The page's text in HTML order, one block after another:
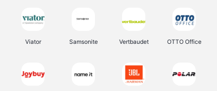
Viator Samsonite Vertbaudet OTTO Office